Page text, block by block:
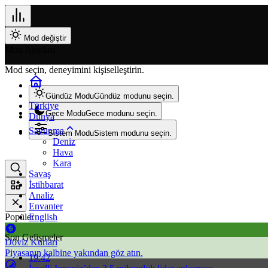
Mod değiştir
Mod seçin, deneyimini kişiselleştirin.
Gündüz ModuGündüz modunu seçin.
Gece ModuGece modunu seçin.
Sistem ModuSistem modunu seçin.
Popüler
Döviz Kurları
Piyasanın kalbine yakından göz atın.
Türkiye
Dünya
Savunma
Deniz
Hava
Kara
Savaş
İstihbarat
Analiz
Envanter
English
Son Gelişmeler
19:42